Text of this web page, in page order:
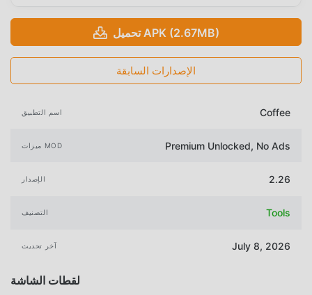
تحميل APK (2.67MB)
الإصدارات السابقة
اسم التطبيق Coffee
ميزات MOD Premium Unlocked, No Ads
الإصدار 2.26
التصنيف Tools
آخر تحديث July 8, 2026
لقطات الشاشة